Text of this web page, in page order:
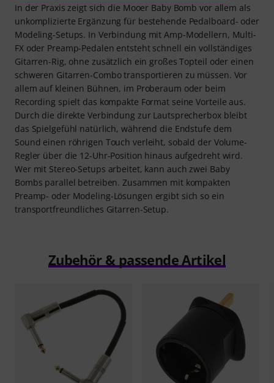
In der Praxis zeigt sich die Mooer Baby Bomb vor allem als
unkomplizierte Ergänzung für bestehende Pedalboard- oder
Modeling-Setups. In Verbindung mit Amp-Modellern, Multi-
FX oder Preamp-Pedalen entsteht schnell ein vollständiges
Gitarren-Rig, ohne zusätzlich ein großes Topteil oder einen
schweren Gitarren-Combo transportieren zu müssen. Vor
allem auf kleinen Bühnen, im Proberaum oder beim
Recording spielt das kompakte Format seine Vorteile aus.
Durch die direkte Verbindung zur Lautsprecherbox bleibt
das Spielgefühl natürlich, während die Endstufe dem
Sound einen röhrigen Touch verleiht, sobald der Volume-
Regler über die 12-Uhr-Position hinaus aufgedreht wird.
Wer mit Stereo-Setups arbeitet, kann auch zwei Baby
Bombs parallel betreiben. Zusammen mit kompakten
Preamp- oder Modeling-Lösungen ergibt sich so ein
transportfreundliches Gitarren-Setup.
Zubehör & passende Artikel